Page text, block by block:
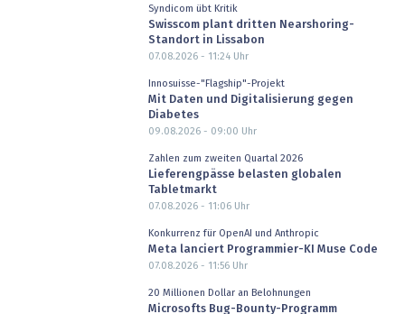
Syndicom übt Kritik
Swisscom plant dritten Nearshoring-
Standort in Lissabon
07.08.2026 - 11:24Uhr
Innosuisse-"Flagship"-Projekt
Mit Daten und Digitalisierung gegen
Diabetes
09.08.2026 - 09:00 Uhr
Zahlen zum zweiten Quartal 2026
Lieferengpässe belasten globalen
Tabletmarkt
07.08.2026 - 11:06Uhr
Konkurrenz für OpenAI und Anthropic
Meta lanciert Programmier-KI Muse Code
07.08.2026 - 11:56Uhr
20 Millionen Dollar an Belohnungen
Microsofts Bug-Bounty-Programm